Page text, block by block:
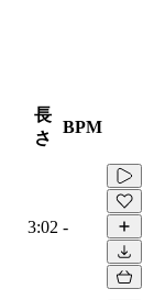
長
さ
BPM
3:02 -